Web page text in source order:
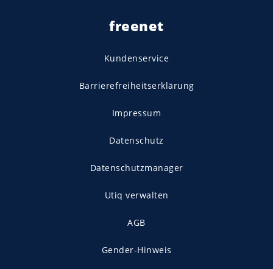
freenet
Kundenservice
Barrierefreiheitserklärung
Impressum
Datenschutz
Datenschutzmanager
Utiq verwalten
AGB
Gender-Hinweis